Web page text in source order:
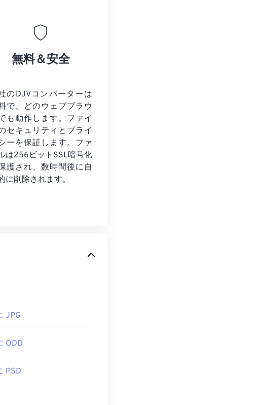
無料＆安全
のDJVコンバーターは
で、どのウェブブラウ
も動作します。ファイ
セキュリティとプライ
ーを保証します。ファ
は256ビットSSL暗号化
護され、数時間後に自
に削除されます。
JPG
ODD
PSD